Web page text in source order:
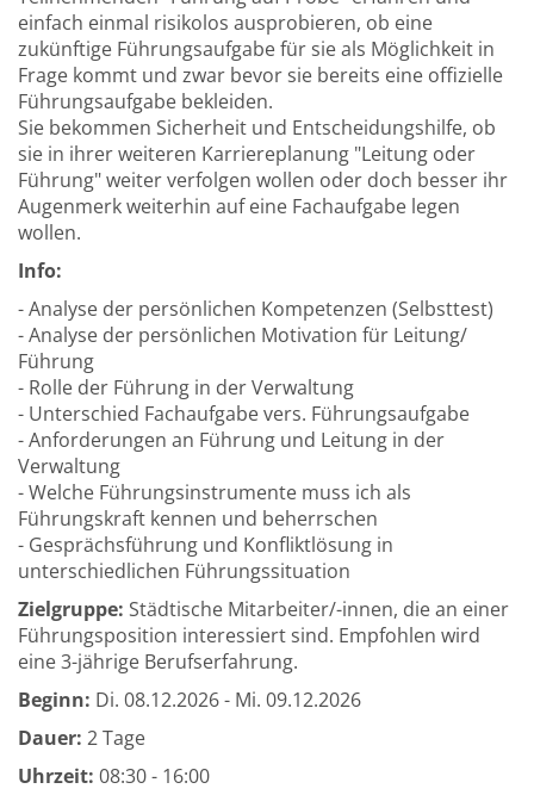
einfach einmal risikolos ausprobieren, ob eine
zukünftige Führungsaufgabe für sie als Möglichkeit in
Frage kommt und zwar bevor sie bereits eine offizielle
Führungsaufgabe bekleiden.
Sie bekommen Sicherheit und Entscheidungshilfe, ob
sie in ihrer weiteren Karriereplanung "Leitung oder
Führung" weiter verfolgen wollen oder doch besser ihr
Augenmerk weiterhin auf eine Fachaufgabe legen
wollen.
Info:
- Analyse der persönlichen Kompetenzen (Selbsttest)
- Analyse der persönlichen Motivation für Leitung/
Führung
- Rolle der Führung in der Verwaltung
- Unterschied Fachaufgabe vers. Führungsaufgabe
- Anforderungen an Führung und Leitung in der
Verwaltung
- Welche Führungsinstrumente muss ich als
Führungskraft kennen und beherrschen
- Gesprächsführung und Konfliktlösung in
unterschiedlichen Führungssituation
Zielgruppe: Städtische Mitarbeiter/-innen, die an einer
Führungsposition interessiert sind. Empfohlen wird
eine 3-jährige Berufserfahrung.
Beginn: Di. 08.12.2026 - Mi. 09.12.2026
Dauer: 2 Tage
Uhrzeit: 08:30 - 16:00